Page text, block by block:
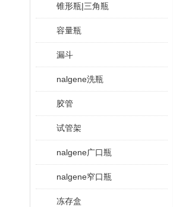
锥形瓶|三角瓶
容量瓶
漏斗
nalgene洗瓶
胶管
试管架
nalgene广口瓶
nalgene窄口瓶
冻存盒